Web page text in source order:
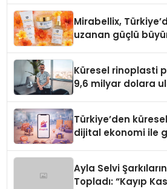
Mirabellix,
uzanan güçlü
Küresel rinoplasti
9,6 milyar dolara
Türkiye’den
dijital ekonomi ile
Ayla Selvi
Topladı: “Kayıp